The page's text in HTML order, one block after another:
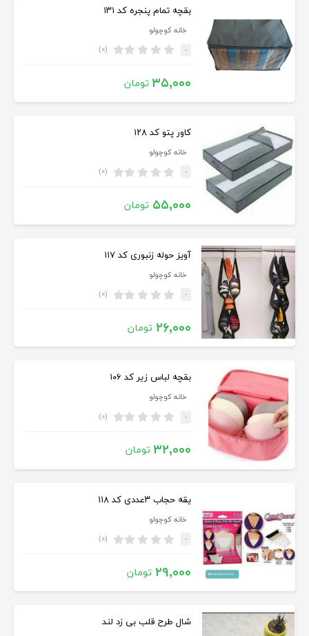
بقچه تمام پنجره کد ۱۳۱
خانه کوچولو
- (۰)
۳۵,۰۰۰ تومان
کاور پتو کد ۱۲۸
خانه کوچولو
- (۰)
۵۵,۰۰۰ تومان
آویز حوله زنبوری کد ۱۱۷
خانه کوچولو
- (۰)
۲۶,۰۰۰ تومان
بقچه لباس زیر کد ۱۰۶
خانه کوچولو
- (۰)
۳۲,۰۰۰ تومان
یقه حجاب ۳عددی کد ۱۱۸
خانه کوچولو
- (۰)
۲۹,۰۰۰ تومان
شال طرح قلب بی زد لند